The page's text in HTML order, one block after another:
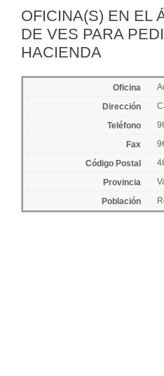
OFICINA(S) EN EL
DE VES PARA
HACIENDA